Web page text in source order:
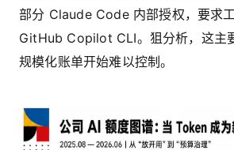
部分 Claude Code 内部授权，要求
GitHub Copilot CLI。狙分析，这主
规模化账单开始难以控制。